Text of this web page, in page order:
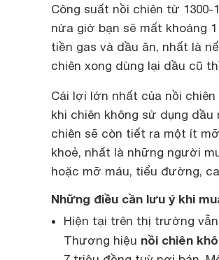
Công suất nồi chiên từ 1300-
nửa giờ bạn sẽ mất khoảng
tiền gas và dầu ăn, nhất là
chiên xong dùng lại dầu cũ
Cái lợi lớn nhất của nồi
khi chiên không sử dụng
chiên sẽ còn tiết ra một ít
khoẻ, nhất là những người
hoặc mỡ máu, tiểu đường,
Những điều cần lưu ý khi
Hiện tại trên thị trường
Thương hiệu nồi chiên